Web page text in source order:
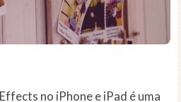
no iPhone e iPad é uma